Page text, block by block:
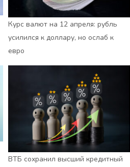
Курс валют на 12 апреля: рубль
усилился к доллару, но ослаб к
евро
ВТБ сохранил высший кредитный